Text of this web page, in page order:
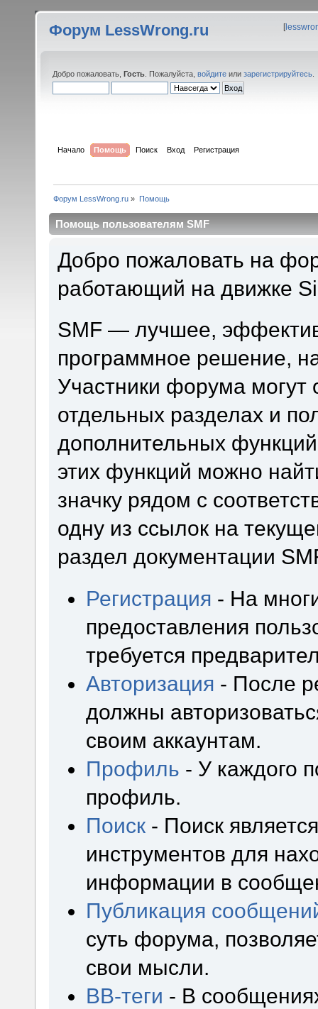
Форум LessWrong.ru [
Добро пожаловать, Гость . Пожалуйста, войдите или зарегистрируйтесь
Начало Помощь Поиск Вход Регистрация
Форум LessWrong.ru » Помощь
Помощь пользователям SMF
Добро пожаловать на
работающий на движке
SMF — лучшее,
программное решение,
Участники форума
отдельных разделах и
дополнительных
этих функций можно
значку рядом с
одну из ссылок на
раздел документации
Регистрация - На
предоставления
требуется
Авторизация - После
должны
своим аккаунтам.
Профиль - У каждого
профиль.
Поиск - Поиск
инструментов для
информации в
Публикация
суть форума,
свои мысли.
BB-теги - В